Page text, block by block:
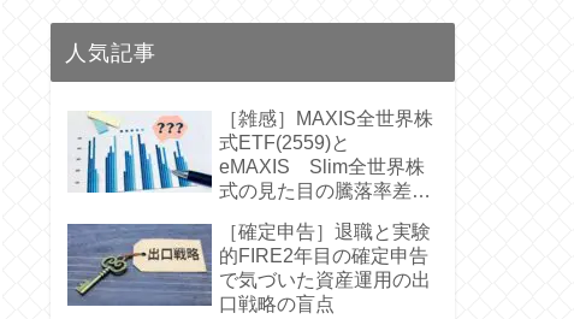
人気記事
［雑感］MAXIS全世界株
式ETF(2559)と
eMAXIS Slim全世界株
式の見た目の騰落率差に
［確定申告］退職と実験
的FIRE2年目の確定申告
で気づいた資産運用の出
口戦略の盲点